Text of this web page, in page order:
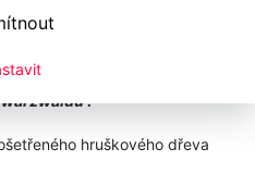
!
hruškového dřeva